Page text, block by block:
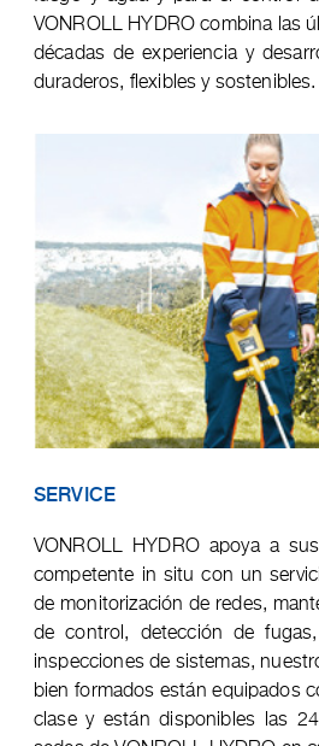
VONROLL HYDRO combina las
décadas de experiencia y
duraderos, flexibles y sostenibles.
SERVICE
VONROLL HYDRO apoya a
competente in situ con un
de monitorización de redes,
de control, detección de
inspecciones de sistemas,
bien formados están equipados
clase y están disponibles las